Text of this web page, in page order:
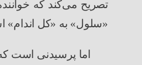
تصریح میکند که
«سلول» به «کل اندام»
اما پرسیدنی است